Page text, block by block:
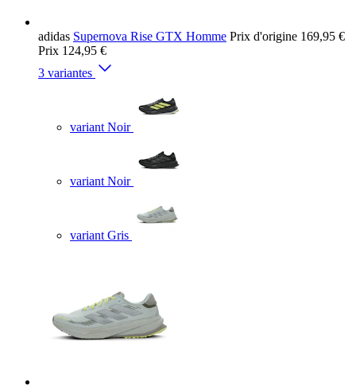
adidas Supernova Rise GTX Homme Prix d'origine 169,95 €
Prix 124,95 €
3 variantes
variant Noir
variant Noir
variant Gris